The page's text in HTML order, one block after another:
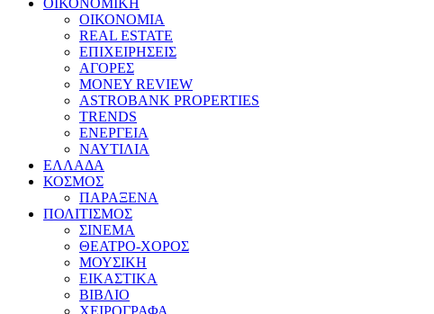
ΟΙΚΟΝΟΜΙΚΗ
ΟΙΚΟΝΟΜΙΑ
REAL ESTATE
ΕΠΙΧΕΙΡΗΣΕΙΣ
ΑΓΟΡΕΣ
MONEY REVIEW
ASTROBANK PROPERTIES
TRENDS
ΕΝΕΡΓΕΙΑ
ΝΑΥΤΙΛΙΑ
ΕΛΛΑΔΑ
ΚΟΣΜΟΣ
ΠΑΡΑΞΕΝΑ
ΠΟΛΙΤΙΣΜΟΣ
ΣΙΝΕΜΑ
ΘΕΑΤΡΟ-ΧΟΡΟΣ
ΜΟΥΣΙΚΗ
ΕΙΚΑΣΤΙΚΑ
ΒΙΒΛΙΟ
ΧΕΙΡΟΓΡΑΦΑ